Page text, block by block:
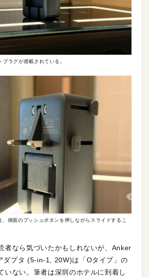
ラグが搭載されている。
側面のプッシュボタンを押しながらスライドするこ
者なら気づいたかもしれないが、Anker
ダプタ (5-in-1, 20W)は「Oタイプ」の
いない。筆者は深圳のホテルに到着し